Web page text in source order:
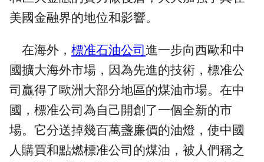
美國金融界的地位和影響。
在海外， 標准石油公司 進一步向西歐和中
國擴大海外市場，因為先進的技術，標准公
司贏得了歐洲大部分地區的煤油市場。在中
國，標准公司為自己開創了一個全新的市
場。它分送掉幾百萬盞廉價的油燈，使中國
人購買和點燃標准公司的煤油，被人們稱之